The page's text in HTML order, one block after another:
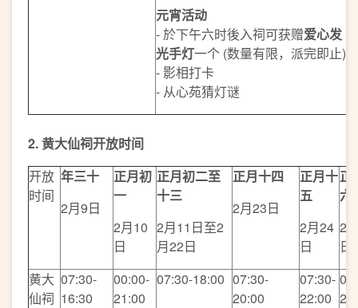
元宵活动
- 於下午六时後入祠可获赠爱心发
光手灯一个 (数量有限，派完即止)
- 影相打卡
- 从心苑猜灯谜
2. 黄大仙祠开放时间
开放
时间
年三十
2月9日
正月初
一
2月10
日
正月初二至
十三
2月11日至2
月22日
正月十四
2月23日
正月十
五
2月24
日
正
六
2
日
黄大
仙祠
07:30-
16:30
00:00-
21:00
07:30-18:00 07:30-
20:00
07:30-
22:00